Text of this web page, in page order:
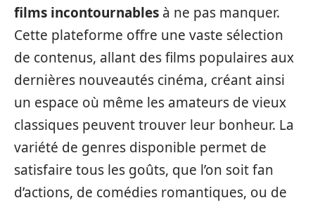
films incontournables à ne pas manquer.
Cette plateforme offre une vaste sélection
de contenus, allant des films populaires aux
dernières nouveautés cinéma, créant ainsi
un espace où même les amateurs de vieux
classiques peuvent trouver leur bonheur. La
variété de genres disponible permet de
satisfaire tous les goûts, que l’on soit fan
d’actions, de comédies romantiques, ou de